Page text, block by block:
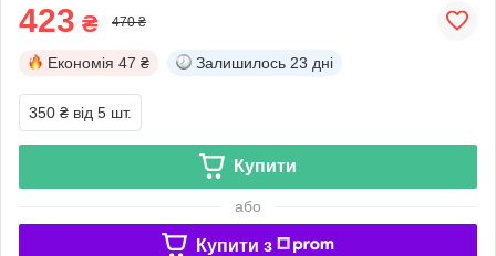
423 ₴ 470 ₴
Економія 47 ₴ Залишилось 23 дні
350 ₴ від 5 шт.
Купити
або
Купити з